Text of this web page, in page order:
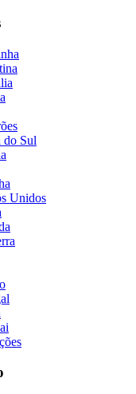
do Sul
Unidos